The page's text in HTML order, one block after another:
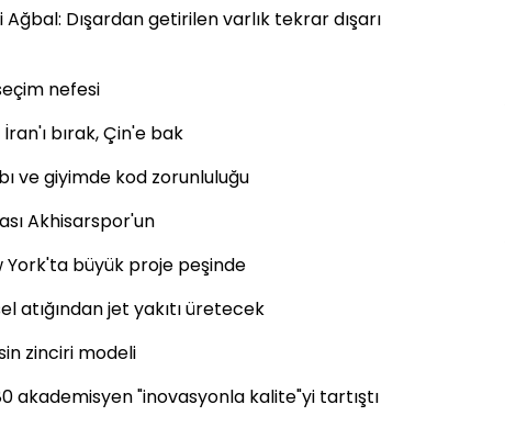
Ağbal: Dışardan getirilen varlık tekrar dışarı
nefesi
bırak, Çin'e bak
ve giyimde kod zorunluluğu
Akhisarspor'un
York'ta büyük proje peşinde
atığından jet yakıtı üretecek
zinciri modeli
akademisyen "inovasyonla kalite"yi tartıştı